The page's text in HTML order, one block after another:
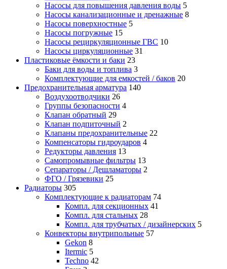
Насосы для повышения давления воды 5
Насосы канализационные и дренажные 8
Насосы поверхностные 5
Насосы погружные 15
Насосы рециркуляционные ГВС 10
Насосы циркуляционные 31
Пластиковые ёмкости и баки 23
Баки для воды и топлива 3
Комплектующие для емкостей / баков 20
Предохранительная арматура 140
Воздухоотводчики 26
Группы безопасности 4
Клапан обратный 29
Клапан подпиточный 2
Клапаны предохранительные 22
Компенсаторы гидроударов 4
Редукторы давления 13
Самопромывные фильтры 13
Сепараторы / Дешламаторы 2
ФГО / Грязевики 25
Радиаторы 305
Комплектующие к радиаторам 74
Компл. для секционных 41
Компл. для стальных 28
Компл. для трубчатых / дизайнерских 5
Конвекторы внутрипольные 57
Gekon 8
Itermic 5
Techno 42